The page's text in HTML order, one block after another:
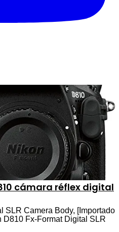
cámara réflex digital
SLR Camera Body, [Importado
Fx-Format Digital SLR